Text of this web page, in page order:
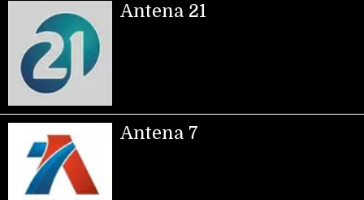
Antena 21
Antena 7